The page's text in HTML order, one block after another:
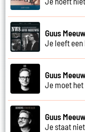
Guus
Je leeft een
Guus
Je moet het
Guus
Je staat